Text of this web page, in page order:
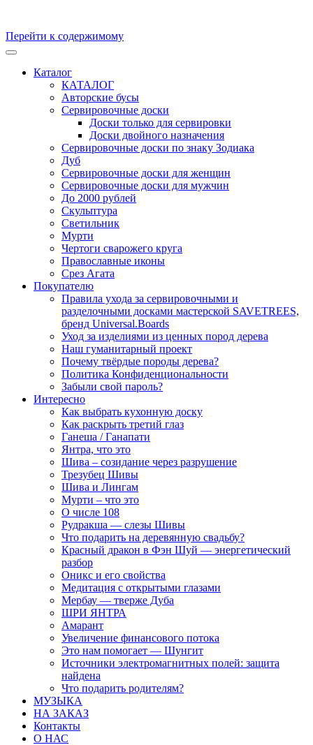
Перейти к содержимому
Скульптуры и предметы интерьера из ценных пород дерева.
Производство и продажа. Уникальные товары, для
удивительных персон
Каталог
КАТАЛОГ
Авторские бусы
Сервировочные доски
Доски только для сервировки
Доски двойного назначения
Сервировочные доски по знаку Зодиака
Дуб
Сервировочные доски для женщин
Сервировочные доски для мужчин
До 2000 рублей
Скульптура
Светильник
Мурти
Чертоги сварожего круга
Православные иконы
Срез Агата
Покупателю
Правила ухода за сервировочными и
разделочными досками мастерской SAVETREES,
бренд Universal.Boards
Уход за изделиями из ценных пород дерева
Наш гуманитарный проект
Почему твёрдые породы дерева?
Политика Конфиденциональности
Забыли свой пароль?
Интересно
Как выбрать кухонную доску
Как раскрыть третий глаз
Ганеша / Ганапати
Янтра, что это
Шива – созидание через разрушение
Трезубец Шивы
Шива и Лингам
Мурти – что это
О числе 108
Рудракша — слезы Шивы
Что подарить на деревянную свадьбу?
Красный дракон в Фэн Шуй — энергетический
разбор
Оникс и его свойства
Медитация с открытыми глазами
Мербау — тверже Дуба
ШРИ ЯНТРА
Амарант
Увеличение финансового потока
Это нам помогает — Шунгит
Источники электромагнитных полей: защита
найдена
Что подарить родителям?
МУЗЫКА
НА ЗАКАЗ
Контакты
О НАС